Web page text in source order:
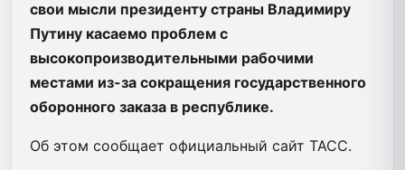
свои мысли президенту страны Владимиру
Путину касаемо проблем с
высокопроизводительными рабочими
местами из-за сокращения государственного
оборонного заказа в республике.
Об этом сообщает официальный сайт ТАСС.